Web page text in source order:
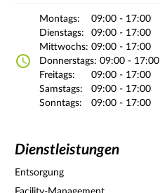
Montags:
09:00 - 17:00
Dienstags:
09:00 - 17:00
Mittwochs: 09:00 - 17:00
Donnerstags: 09:00 - 17:00
Freitags:
09:00 - 17:00
Samstags:
09:00 - 17:00
Sonntags:
09:00 - 17:00
Dienstleistungen
Entsorgung